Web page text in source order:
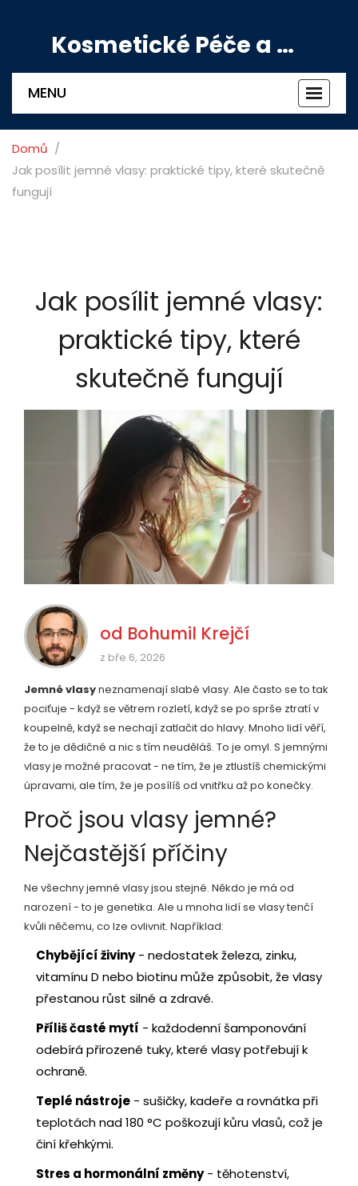
Kosmetické Péče a Výživové Doplňky
MENU
Domů
Jak posílit jemné vlasy: praktické tipy, které skutečně
fungují
Jak posílit jemné vlasy:
praktické tipy, které
skutečně fungují
od Bohumil Krejčí
z bře 6, 2026
Jemné vlasyneznamenají slabé vlasy. Ale často se to tak
pociťuje - když se větrem rozletí, když se po sprše ztratí v
koupelně, když se nechají zatlačit do hlavy. Mnoho lidí věří,
že to je dědičné a nic s tím neuděláš. To je omyl. S jemnými
vlasy je možné pracovat - ne tím, že je ztlustíš chemickými
úpravami, ale tím, že je posílíš od vnitřku až po konečky.
Proč jsou vlasy jemné?
Nejčastější příčiny
Ne všechny jemné vlasy jsou stejné. Někdo je má od
narození - to je genetika. Ale u mnoha lidí se vlasy tenčí
kvůli něčemu, co lze ovlivnit. Například:
Chybějící živiny- nedostatek železa, zinku,
vitamínu D nebo biotinu může způsobit, že vlasy
přestanou růst silné a zdravé.
Příliš časté mytí - každodenní šamponování
odebírá přirozené tuky, které vlasy potřebují k
ochraně.
Teplé nástroje - sušičky, kadeře a rovnátka při
teplotách nad 180 °C poškozují kůru vlasů, což je
činí křehkými.
Stres a hormonální změny- těhotenství,